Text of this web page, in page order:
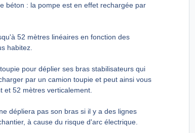
béton : la pompe est en effet rechargée par
52 mètres linéaires en fonction des
habitez.
pour déplier ses bras stabilisateurs qui
par un camion toupie et peut ainsi vous
et 52 mètres verticalement.
dépliera pas son bras si il y a des lignes
à cause du risque d'arc électrique.